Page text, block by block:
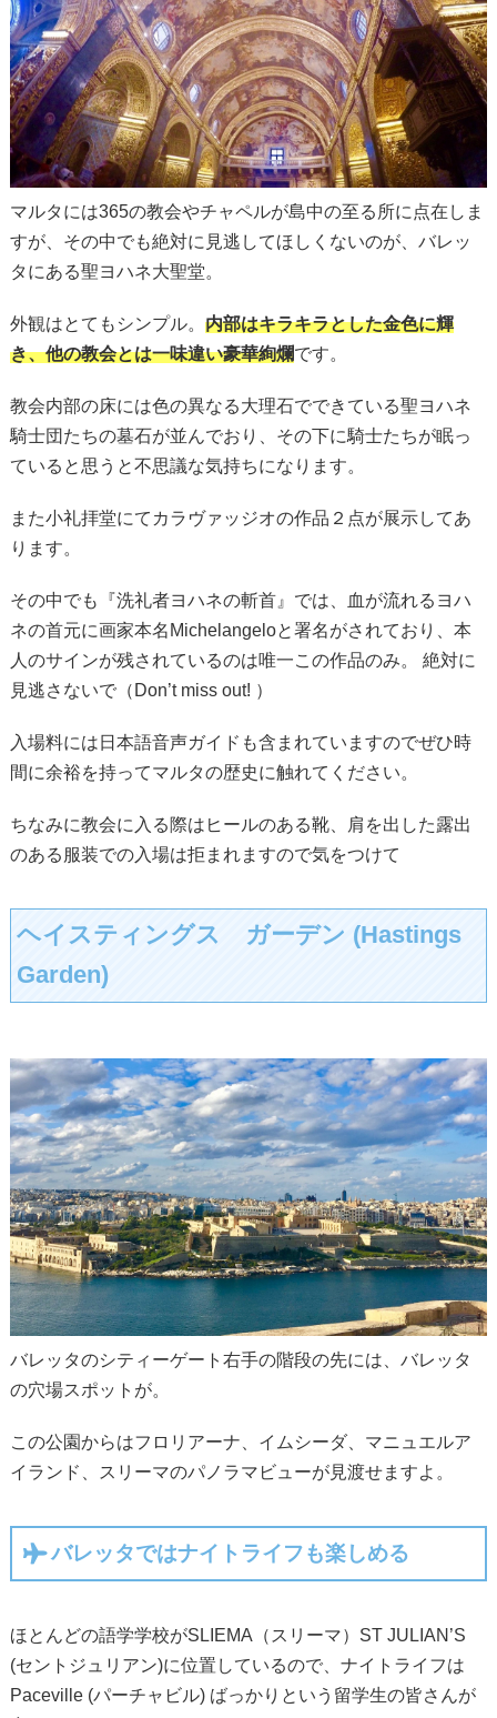
マルタには365の教会やチャペルが島中の至る所に点在しま
すが、その中でも絶対に見逃してほしくないのが、バレッ
タにある聖ヨハネ大聖堂。
外観はとてもシンプル。 内部はキラキラとした金色に輝
き、他の教会とは一味違い豪華絢爛です。
教会内部の床には色の異なる大理石でできている聖ヨハネ
騎士団たちの墓石が並んでおり、その下に騎士たちが眠っ
ていると思うと不思議な気持ちになります。
また小礼拝堂にてカラヴァッジオの作品２点が展示してあ
ります。
その中でも『洗礼者ヨハネの斬首』では、血が流れるヨハ
ネの首元に画家本名Michelangeloと署名がされており、本
人のサインが残されているのは唯一この作品のみ。 絶対に
見逃さないで（Don’t miss out! ）
入場料には日本語音声ガイドも含まれていますのでぜひ時
間に余裕を持ってマルタの歴史に触れてください。
ちなみに教会に入る際はヒールのある靴、肩を出した露出
のある服装での入場は拒まれますので気をつけて
ヘイスティングス ガーデン (Hastings
Garden)
バレッタのシティーゲート右手の階段の先には、バレッタ
の穴場スポットが。
この公園からはフロリアーナ、イムシーダ、マニュエルア
イランド、スリーマのパノラマビューが見渡せますよ。
バレッタではナイトライフも楽しめる
ほとんどの語学学校がSLIEMA（スリーマ）ST JULIAN’S
(セントジュリアン)に位置しているので、ナイトライフは
Paceville (パーチャビル) ばっかりという留学生の皆さんが